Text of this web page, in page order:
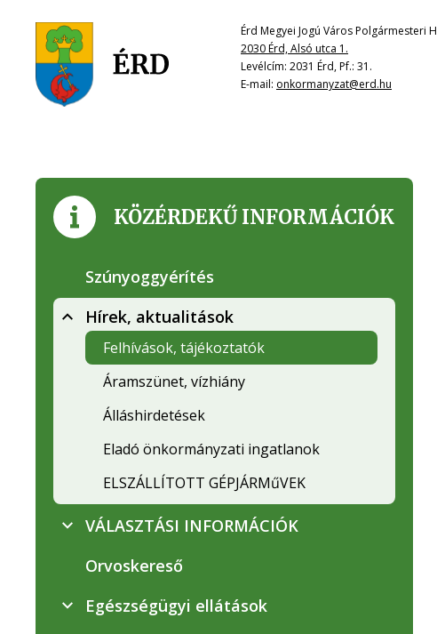
Érd Megyei Jogú Város Polgármesteri
2030 Érd, Alsó utca 1.
Levélcím: 2031 Érd, Pf.: 31.
E-mail: onkormanyzat@erd.hu
KÖZÉRDEKŰ INFORMÁCIÓK
Szúnyoggyérítés
Hírek, aktualitások
Felhívások, tájékoztatók
Áramszünet, vízhiány
Álláshirdetések
Eladó önkormányzati ingatlanok
ELSZÁLLÍTOTT GÉPJÁRMűVEK
VÁLASZTÁSI INFORMÁCIÓK
Orvoskereső
Egészségügyi ellátások